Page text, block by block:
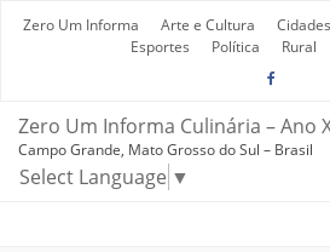
Zero Um Informa Arte e Cultura Cidades
Esportes
Política Rural
Zero Um Informa Culinária – Ano
Campo Grande, Mato Grosso do Sul – Brasil
Select Language ▼